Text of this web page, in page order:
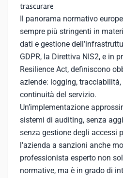
trascurare
Il panorama normativo
sempre più stringenti in
dati e gestione
GDPR, la Direttiva NIS2, e in
Resilience Act, definiscono
aziende: logging,
continuità del servizio.
Un’implementazione
sistemi di auditing, senza
senza gestione degli accessi
l’azienda a sanzioni anche
professionista esperto non
normative, ma è in grado di